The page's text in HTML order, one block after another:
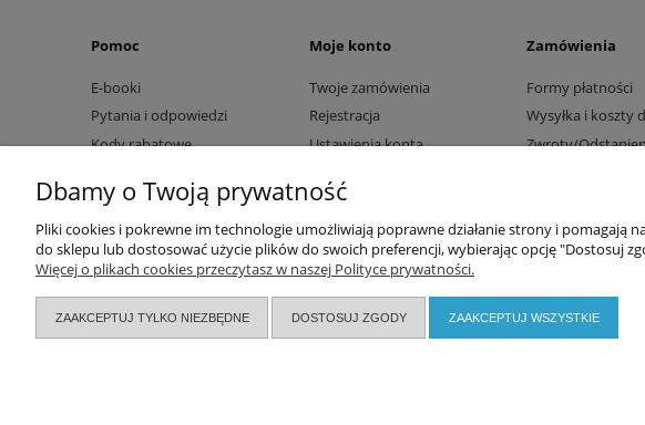
Pomoc
E-booki
Pytania i odpowiedzi
Kody rabatowe
Moje konto
Twoje zamówienia
Rejestracja
Ustawienia konta
Zamówienia
Formy płatności
Wysyłka i koszty
Zwroty/
Dbamy o Twoją prywatność
Pliki cookies i pokrewne im technologie umożliwiają poprawne działanie strony i
do sklepu lub dostosować użycie plików do swoich preferencji, wybierając opcję "Dostosuj
Więcej o plikach cookies przeczytasz w naszej Polityce prywatności.
ZAAKCEPTUJ TYLKO NIEZBĘDNE DOSTOSUJ ZGODY ZAAKCEPTUJ WSZYSTKIE